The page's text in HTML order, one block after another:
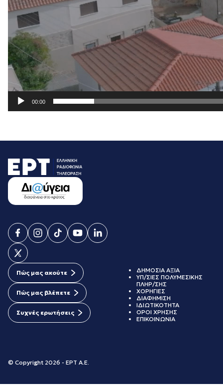
00:00
Πώς μας ακούτε
Πώς μας βλέπετε
Συχνές ερωτήσεις
© Copyright 2026 - ΕΡΤ Α.Ε.
ΔΗΜΟΣΙΑ ΑΞΙΑ
ΥΠ/ΣΙΕΣ ΠΟΛΥΜΕΣΙΚΗΣ
ΠΛΗΡ/ΣΗΣ
ΧΟΡΗΓΙΕΣ
ΔΙΑΦΗΜΙΣΗ
ΙΔΙΩΤΙΚΟΤΗΤΑ
ΟΡΟΙ ΧΡΗΣΗΣ
ΕΠΙΚΟΙΝΩΝΙΑ